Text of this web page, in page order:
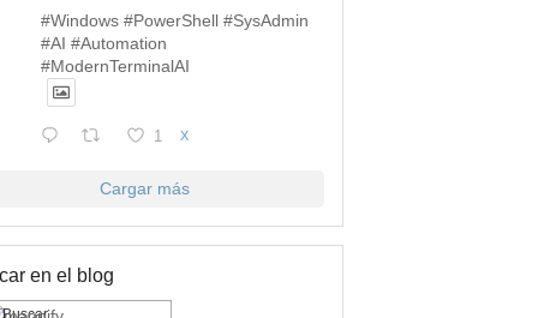
#Windows #PowerShell #SysAdmin
#AI #Automation
#ModernTerminalAI
1 X
Cargar más
en el blog